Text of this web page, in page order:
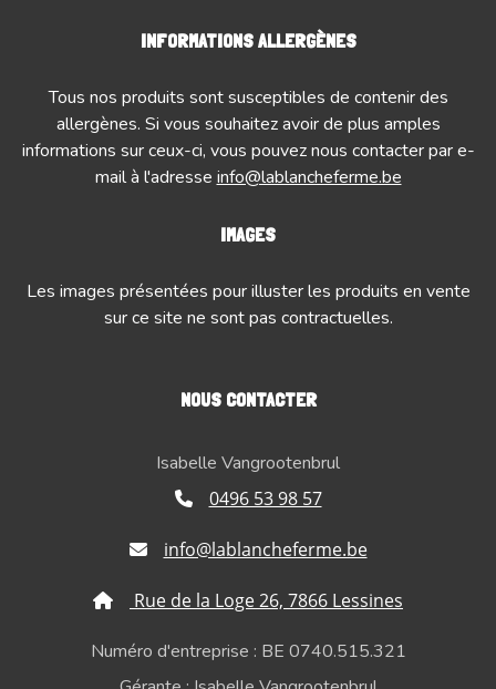
INFORMATIONS ALLERGÈNES
Tous nos produits sont susceptibles de contenir des
allergènes. Si vous souhaitez avoir de plus amples
informations sur ceux-ci, vous pouvez nous contacter par e-
mail à l'adresse info@lablancheferme.be
IMAGES
Les images présentées pour illuster les produits en vente
sur ce site ne sont pas contractuelles.
NOUS CONTACTER
Isabelle Vangrootenbrul
0496 53 98 57
info@lablancheferme.be
Rue de la Loge 26, 7866 Lessines
Numéro d'entreprise : BE 0740.515.321